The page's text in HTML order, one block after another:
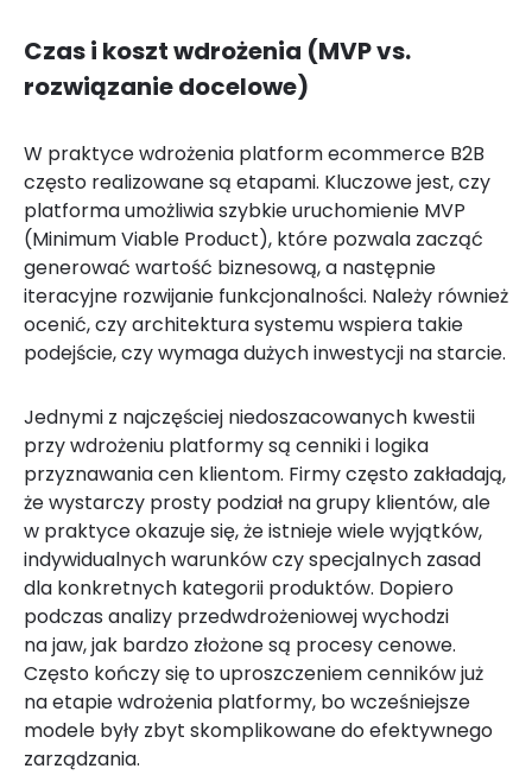
Czas i koszt wdrożenia (MVP vs.
rozwiązanie docelowe)
W praktyce wdrożenia platform ecommerce B2B
często realizowane są etapami. Kluczowe jest, czy
platforma umożliwia szybkie uruchomienie MVP
(Minimum Viable Product), które pozwala zacząć
generować wartość biznesową, a następnie
iteracyjne rozwijanie funkcjonalności. Należy również
ocenić, czy architektura systemu wspiera takie
podejście, czy wymaga dużych inwestycji na starcie.
Jednymi z najczęściej niedoszacowanych kwestii
przy wdrożeniu platformy są cenniki i logika
przyznawania cen klientom. Firmy często zakładają,
że wystarczy prosty podział na grupy klientów, ale
w praktyce okazuje się, że istnieje wiele wyjątków,
indywidualnych warunków czy specjalnych zasad
dla konkretnych kategorii produktów. Dopiero
podczas analizy przedwdrożeniowej wychodzi
na jaw, jak bardzo złożone są procesy cenowe.
Często kończy się to uproszczeniem cenników już
na etapie wdrożenia platformy, bo wcześniejsze
modele były zbyt skomplikowane do efektywnego
zarządzania.